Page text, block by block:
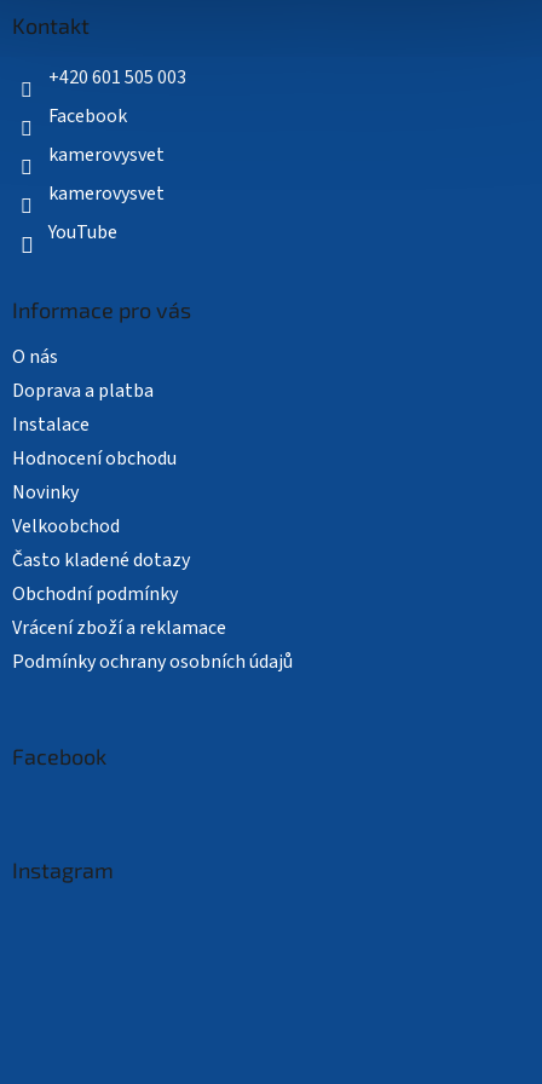
Kontakt
+420 601 505 003
Facebook
kamerovysvet
kamerovysvet
YouTube
Informace pro vás
O nás
Doprava a platba
Instalace
Hodnocení obchodu
Novinky
Velkoobchod
Často kladené dotazy
Obchodní podmínky
Vrácení zboží a reklamace
Podmínky ochrany osobních údajů
Facebook
Instagram